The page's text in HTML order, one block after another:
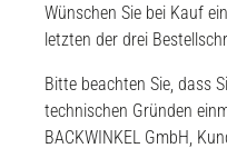
Wünschen Sie bei Kauf
letzten der drei
Bitte beachten Sie, dass
technischen Gründen
BACKWINKEL GmbH,